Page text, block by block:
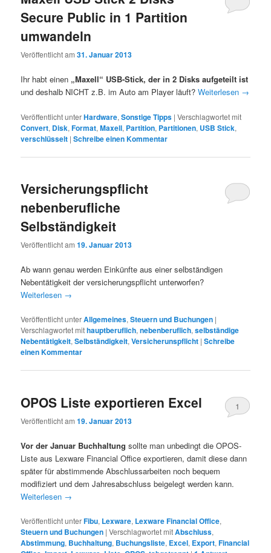
Secure Public in 1 Partition
umwandeln
Veröffentlicht am31. Januar 2013
Ihr habt einen „Maxell“ USB-Stick, der in 2 Disks aufgeteilt ist
und deshalb NICHT z.B. im Auto am Player läuft?Weiterlesen →
Veröffentlicht unterHardware,Sonstige Tipps |Verschlagwortet mit
Convert, Disk,Format,Maxell, Partition, Partitionen, USB Stick,
verschlüsselt |Schreibe einen Kommentar
Versicherungspflicht
nebenberufliche
Selbständigkeit
Veröffentlicht am19. Januar 2013
Ab wann genau werden Einkünfte aus einer selbständigen
Nebentätigkeit der versicherungspflicht unterworfen?
Weiterlesen →
Veröffentlicht unterAllgemeines,Steuern und Buchungen |
Verschlagwortet mithauptberuflich,nebenberuflich,selbständige
Nebentätigkeit,Selbständigkeit,Versicherunspflicht |Schreibe
einen Kommentar
OPOS Liste exportieren Excel
Veröffentlicht am19. Januar 2013
1
Vor der Januar Buchhaltung sollte man unbedingt die OPOS-
Liste aus Lexware Financial Office exportieren, damit diese dann
später für abstimmende Abschlussarbeiten noch bequem
modifiziert und dem Jahresabschluss beigelegt werden kann.
Weiterlesen →
Veröffentlicht unterFibu, Lexware, Lexware Financial Office,
Steuern und Buchungen |Verschlagwortet mitAbschluss,
Abstimmung, Buchhaltung, Buchungsliste, Excel, Export,Financial